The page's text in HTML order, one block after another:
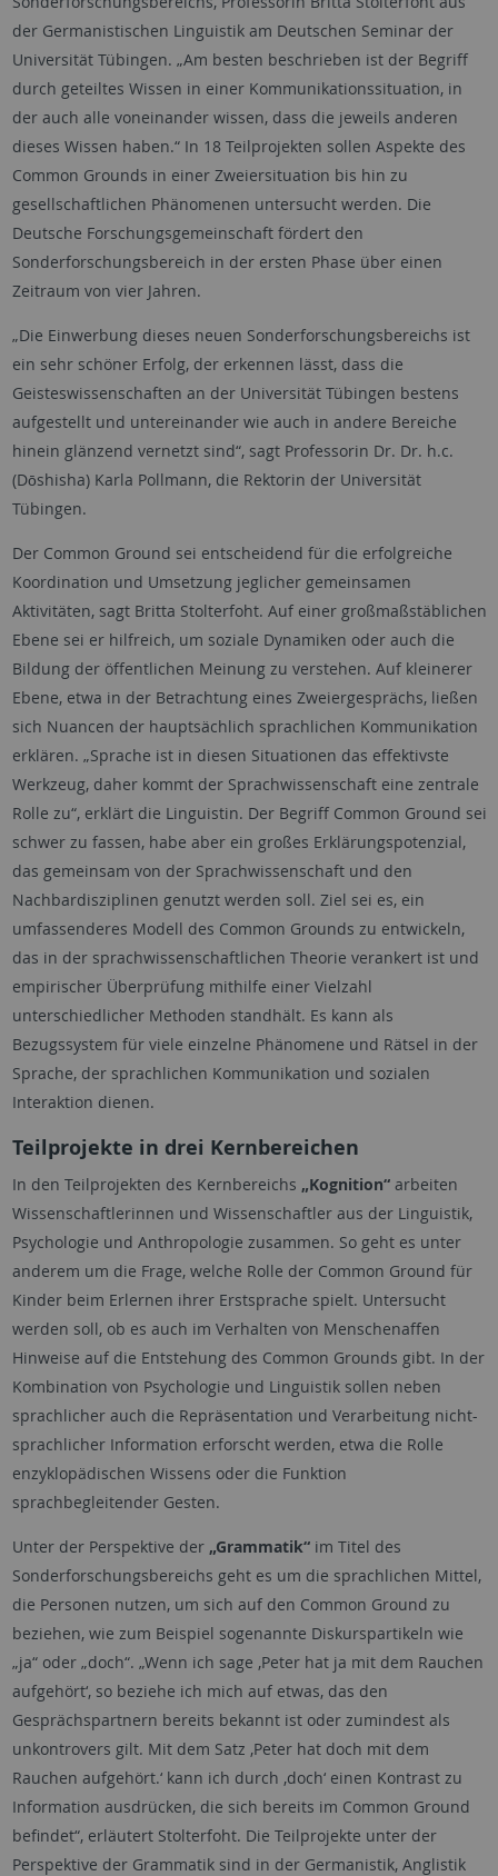
der Germanistischen Linguistik am Deutschen Seminar der
Universität Tübingen. „Am besten beschrieben ist der Begriff
durch geteiltes Wissen in einer Kommunikationssituation, in
der auch alle voneinander wissen, dass die jeweils anderen
dieses Wissen haben.“ In 18 Teilprojekten sollen Aspekte des
Common Grounds in einer Zweiersituation bis hin zu
gesellschaftlichen Phänomenen untersucht werden. Die
Deutsche Forschungsgemeinschaft fördert den
Sonderforschungsbereich in der ersten Phase über einen
Zeitraum von vier Jahren.
„Die Einwerbung dieses neuen Sonderforschungsbereichs ist
ein sehr schöner Erfolg, der erkennen lässt, dass die
Geisteswissenschaften an der Universität Tübingen bestens
aufgestellt und untereinander wie auch in andere Bereiche
hinein glänzend vernetzt sind“, sagt Professorin Dr. Dr. h.c.
(Dōshisha) Karla Pollmann, die Rektorin der Universität
Tübingen.
Der Common Ground sei entscheidend für die erfolgreiche
Koordination und Umsetzung jeglicher gemeinsamen
Aktivitäten, sagt Britta Stolterfoht. Auf einer großmaßstäblichen
Ebene sei er hilfreich, um soziale Dynamiken oder auch die
Bildung der öffentlichen Meinung zu verstehen. Auf kleinerer
Ebene, etwa in der Betrachtung eines Zweiergesprächs, ließen
sich Nuancen der hauptsächlich sprachlichen Kommunikation
erklären. „Sprache ist in diesen Situationen das effektivste
Werkzeug, daher kommt der Sprachwissenschaft eine zentrale
Rolle zu“, erklärt die Linguistin. Der Begriff Common Ground sei
schwer zu fassen, habe aber ein großes Erklärungspotenzial,
das gemeinsam von der Sprachwissenschaft und den
Nachbardisziplinen genutzt werden soll. Ziel sei es, ein
umfassenderes Modell des Common Grounds zu entwickeln,
das in der sprachwissenschaftlichen Theorie verankert ist und
empirischer Überprüfung mithilfe einer Vielzahl
unterschiedlicher Methoden standhält. Es kann als
Bezugssystem für viele einzelne Phänomene und Rätsel in der
Sprache, der sprachlichen Kommunikation und sozialen
Interaktion dienen.
Teilprojekte in drei Kernbereichen
In den Teilprojekten des Kernbereichs „Kognition“ arbeiten
Wissenschaftlerinnen und Wissenschaftler aus der Linguistik,
Psychologie und Anthropologie zusammen. So geht es unter
anderem um die Frage, welche Rolle der Common Ground für
Kinder beim Erlernen ihrer Erstsprache spielt. Untersucht
werden soll, ob es auch im Verhalten von Menschenaffen
Hinweise auf die Entstehung des Common Grounds gibt. In der
Kombination von Psychologie und Linguistik sollen neben
sprachlicher auch die Repräsentation und Verarbeitung nicht-
sprachlicher Information erforscht werden, etwa die Rolle
enzyklopädischen Wissens oder die Funktion
sprachbegleitender Gesten.
Unter der Perspektive der „Grammatik“im Titel des
Sonderforschungsbereichs geht es um die sprachlichen Mittel,
die Personen nutzen, um sich auf den Common Ground zu
beziehen, wie zum Beispiel sogenannte Diskurspartikeln wie
„ja“ oder „doch“. „Wenn ich sage ‚Peter hat ja mit dem Rauchen
aufgehört‘, so beziehe ich mich auf etwas, das den
Gesprächspartnern bereits bekannt ist oder zumindest als
unkontrovers gilt. Mit dem Satz ‚Peter hat doch mit dem
Rauchen aufgehört.‘ kann ich durch ‚doch‘ einen Kontrast zu
Information ausdrücken, die sich bereits im Common Ground
befindet“, erläutert Stolterfoht. Die Teilprojekte unter der
Perspektive der Grammatik sind in der Germanistik, Anglistik